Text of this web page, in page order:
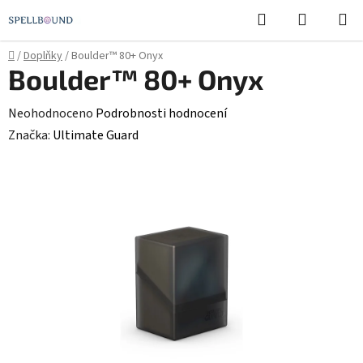
na
obsah
Hledat
KOŠÍK
Domů
/Doplňky/Boulder™ 80+ Onyx
Boulder™ 80+ Onyx
Průměrné
hodnocení
Neohodnoceno Podrobnosti hodnocení
Značka: Ultimate Guard